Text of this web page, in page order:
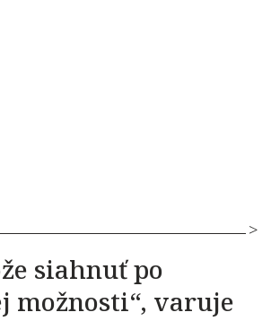
siahnuť po
možnosti“, varuje